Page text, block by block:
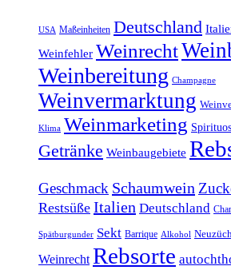
USA Maßeinheiten Deutschland
Weinfehler Weinrecht
Weinbereitung Champagne
Weinvermarktung
Klima Weinmarketing
Getränke Weinbaugebiete
Geschmack Schaumwein
Restsüße Italien Deutschland
Spätburgunder Sekt Barrique Alkohol
Weinrecht Rebsorte